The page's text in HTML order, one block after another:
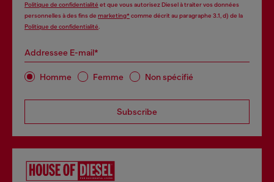
Politique de confidentialité et que vous autorisez Diesel à traiter vos données
personnelles à des fins de marketing*comme décrit au paragraphe 3.1, d) de la
Politique de confidentialité
Addressee E-mail*
Homme Femme Non spécifié
Subscribe